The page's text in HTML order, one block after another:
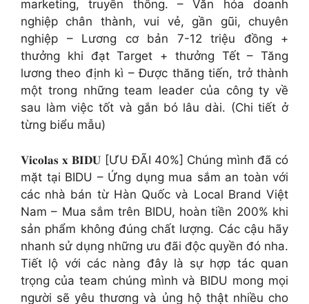
marketing, truyền thông. – Văn hóa doanh
nghiệp chân thành, vui vẻ, gần gũi, chuyên
nghiệp – Lương cơ bản 7-12 triệu đồng +
thưởng khi đạt Target + thưởng Tết – Tăng
lương theo định kì – Được thăng tiến, trở thành
một trong những team leader của công ty về
sau làm việc tốt và gắn bó lâu dài. (Chi tiết ở
từng biểu mẫu)
𝐕𝐢𝐜𝐨𝐥𝐚𝐬 𝐱 𝐁𝐈𝐃𝐔 [ƯU ĐÃI 40%] Chúng mình đã có
mặt tại BIDU – Ứng dụng mua sắm an toàn với
các nhà bán từ Hàn Quốc và Local Brand Việt
Nam – Mua sắm trên BIDU, hoàn tiền 200% khi
sản phẩm không đúng chất lượng. Các cậu hãy
nhanh sử dụng những ưu đãi độc quyền đó nha.
Tiết lộ với các nàng đây là sự hợp tác quan
trọng của team chúng mình và BIDU mong mọi
người sẽ yêu thương và ủng hộ thật nhiều cho